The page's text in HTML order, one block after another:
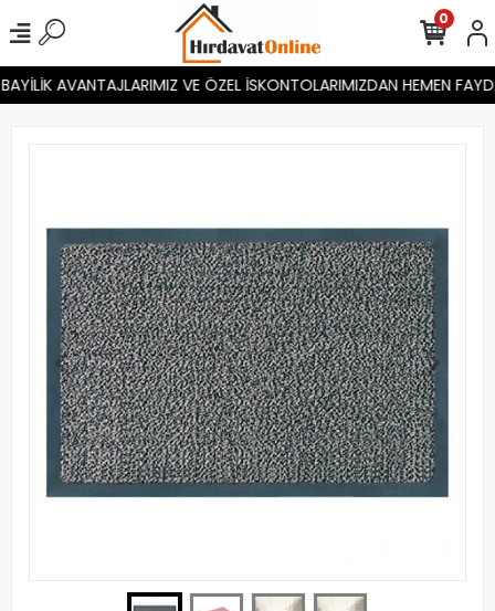
AVANTAJLARIMIZ VE ÖZEL İSKONTOLARIMIZDAN HEMEN
0